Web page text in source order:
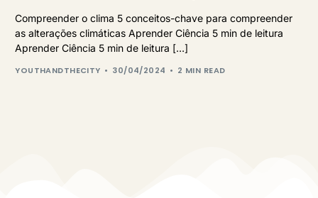
Compreender o clima 5 conceitos-chave para compreender
as alterações climáticas Aprender Ciência 5 min de leitura
Aprender Ciência 5 min de leitura […]
YOUTHANDTHECITY 30/04/2024 2 MIN READ